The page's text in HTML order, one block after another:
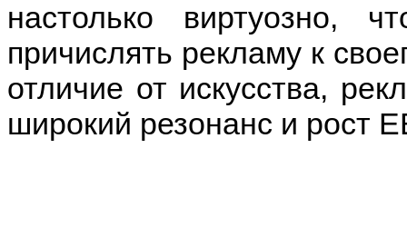
настолько виртуозно,
причислять рекламу к
отличие от искусства,
широкий резонанс и рост